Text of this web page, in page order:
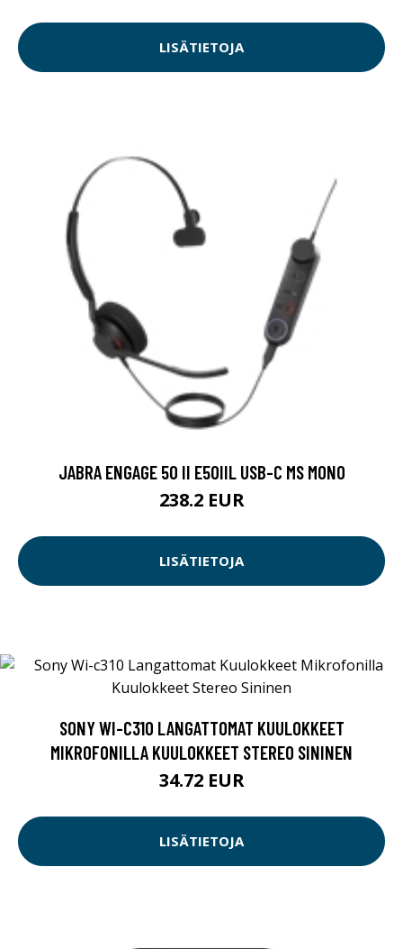
LISÄTIETOJA
JABRA ENGAGE 50 II E50IIL USB-C MS MONO
238.2 EUR
LISÄTIETOJA
SONY WI-C310 LANGATTOMAT KUULOKKEET
MIKROFONILLA KUULOKKEET STEREO SININEN
34.72 EUR
LISÄTIETOJA